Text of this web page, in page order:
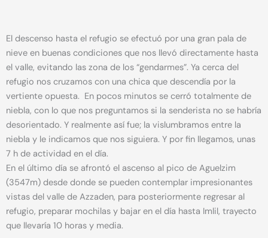
El descenso hasta el refugio se efectuó por una gran pala de
nieve en buenas condiciones que nos llevó directamente hasta
el valle, evitando las zona de los “gendarmes”. Ya cerca del
refugio nos cruzamos con una chica que descendía por la
vertiente opuesta. En pocos minutos se cerró totalmente de
niebla, con lo que nos preguntamos si la senderista no se habría
desorientado. Y realmente así fue; la vislumbramos entre la
niebla y le indicamos que nos siguiera. Y por fin llegamos, unas
7 h de actividad en el día.
En el último día se afrontó el ascenso al pico de Aguelzim
(3547m) desde donde se pueden contemplar impresionantes
vistas del valle de Azzaden, para posteriormente regresar al
refugio, preparar mochilas y bajar en el día hasta Imlil, trayecto
que llevaría 10 horas y media.